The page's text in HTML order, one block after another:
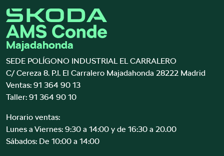
Majadahonda
SEDE POLÍGONO INDUSTRIAL EL CARRALERO
C/ Cereza 8. P.I. El Carralero Majadahonda 28222 Madrid
Ventas: 91 364 90 13
Taller: 91 364 90 10
Horario ventas:
Lunes a Viernes: 9:30 a 14:00 y de 16:30 a 20.00
Sábados: De 10:00 a 14:00